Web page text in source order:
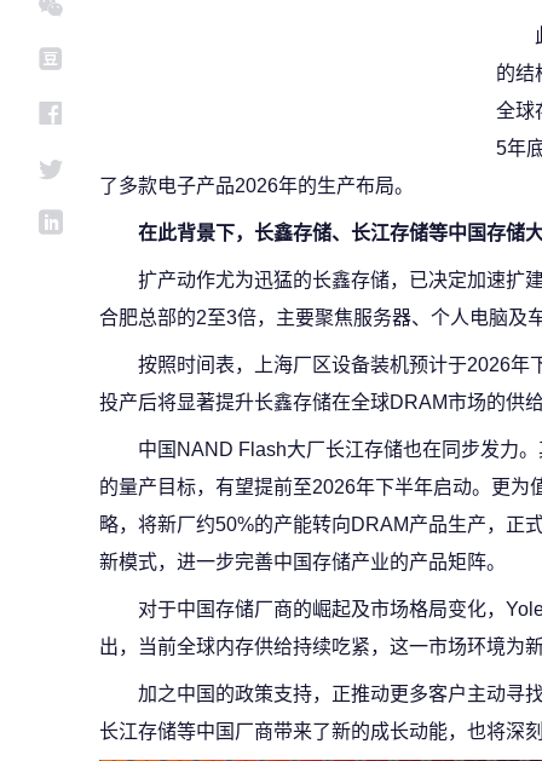
的结
全球
5年
了多款电子产品2026年的生产布局。
在此背景下，长鑫存储、长江存储等中国存储
扩产动作尤为迅猛的长鑫存储，已决定加速扩
合肥总部的2至3倍，主要聚焦服务器、个人电脑及
按照时间表，上海厂区设备装机预计于2026年
投产后将显著提升长鑫存储在全球DRAM市场的供
中国NAND Flash大厂长江存储也在同步发力
的量产目标，有望提前至2026年下半年启动。更为
略，将新厂约50%的产能转向DRAM产品生产，正
新模式，进一步完善中国存储产业的产品矩阵。
对于中国存储厂商的崛起及市场格局变化，
出，当前全球内存供给持续吃紧，这一市场环境为
加之中国的政策支持，正推动更多客户主动寻
长江存储等中国厂商带来了新的成长动能，也将深